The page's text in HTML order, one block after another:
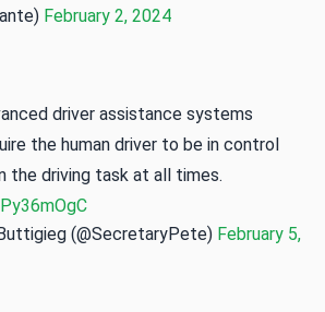
February 2, 2024
driver assistance systems
the human driver to be in control
the driving task at all times.
(@SecretaryPete) February 5,